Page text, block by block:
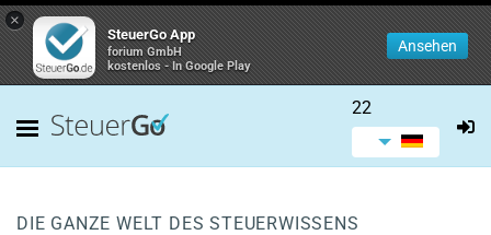
×
SteuerGo App
forium GmbH
kostenlos - In Google Play
Ansehen
22
DIE GANZE WELT DES STEUERWISSENS